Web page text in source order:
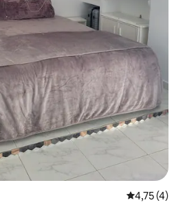
საშუალო
4,75 (4)